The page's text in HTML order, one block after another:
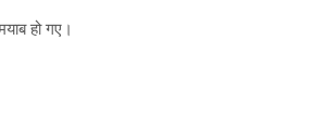
हो गए।